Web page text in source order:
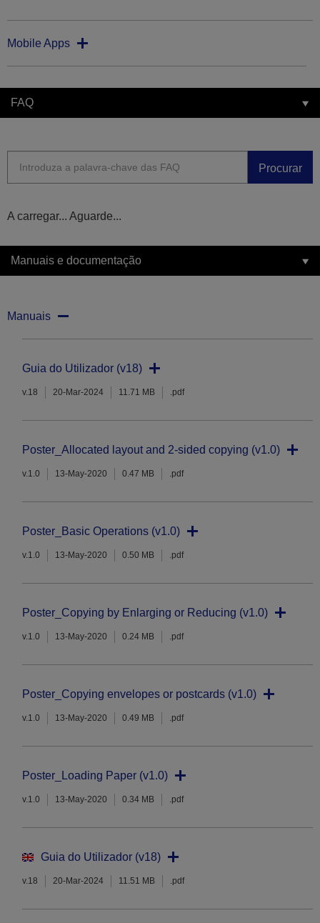
Mobile Apps
FAQ
Procurar
A carregar... Aguarde...
Manuais e documentação
Manuais
Guia do Utilizador (v18)
v.18 20-Mar-2024 11.71 MB .pdf
Poster_Allocated layout and 2-sided copying (v1.0)
v.1.0 13-May-2020 0.47 MB .pdf
Poster_Basic Operations (v1.0)
v.1.0 13-May-2020 0.50 MB .pdf
Poster_Copying by Enlarging or Reducing (v1.0)
v.1.0 13-May-2020 0.24 MB .pdf
Poster_Copying envelopes or postcards (v1.0)
v.1.0 13-May-2020 0.49 MB .pdf
Poster_Loading Paper (v1.0)
v.1.0 13-May-2020 0.34 MB .pdf
Guia do Utilizador (v18)
v.18 20-Mar-2024 11.51 MB .pdf